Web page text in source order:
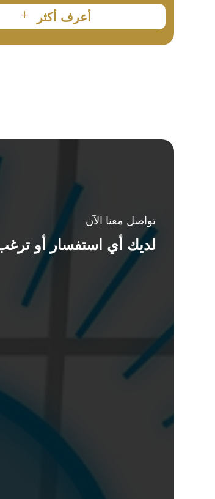
أعرف أكثر L
تواصل معنا الآن
لديك أي استفسار أو